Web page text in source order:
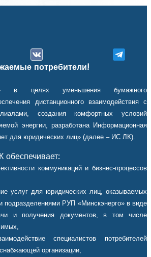
потребители!
в целях уменьшения бумажного
дистанционного взаимодействия с
создания комфортных условий
энергии, разработана Информационная
для юридических лиц» (далее – ИС ЛК).
коммуникаций и бизнес-процессов
услуг для юридических лиц, оказываемых
подразделениями РУП «Минскэнерго» в виде
и получения документов, в том числе
специалистов потребителей
организации,